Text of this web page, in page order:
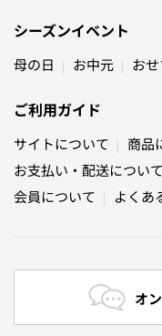
シーズンイベント
母の日 お中元 おせ
ご利用ガイド
サイトについて 商品
お支払い・配送について
会員について
よくあ
オ